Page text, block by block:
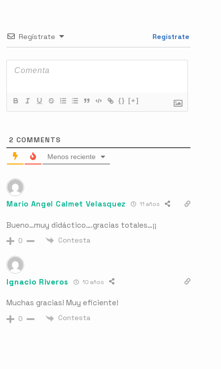
Regístrate Regístrate
{} [+]
2 COMMENTS
Menos reciente
Mario Angel Calmet Velasquez 11 años
Bueno…muy didáctico….gracias totales…¡¡
0 Contesta
Ignacio Riveros 10 años
Muchas gracias! Muy eficiente!
0 Contesta